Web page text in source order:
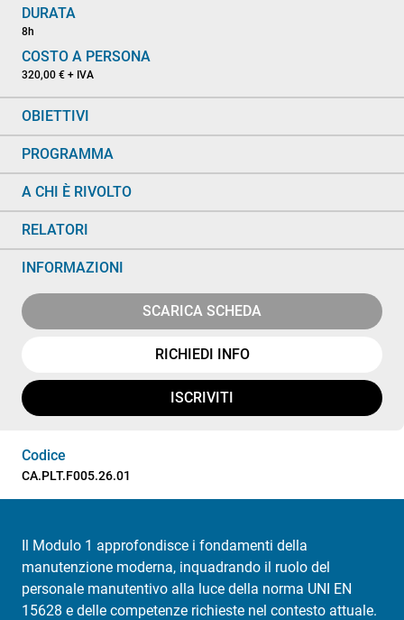
DURATA
8h
COSTO A PERSONA
320,00 € + IVA
OBIETTIVI
PROGRAMMA
A CHI È RIVOLTO
RELATORI
INFORMAZIONI
SCARICA SCHEDA
RICHIEDI INFO
ISCRIVITI
Codice
CA.PLT.F005.26.01
Il Modulo 1 approfondisce i fondamenti della
manutenzione moderna, inquadrando il ruolo del
personale manutentivo alla luce della norma UNI EN
15628 e delle competenze richieste nel contesto attuale.